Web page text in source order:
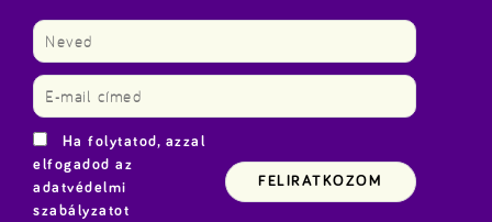
Ha folytatod, azzal
elfogadod az
adatvédelmi
szabályzatot